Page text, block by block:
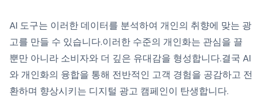
AI 도구는 이러한 데이터를 분석하여 개인의 취향에 맞는 광
고를 만들 수 있습니다.이러한 수준의 개인화는 관심을 끌
뿐만 아니라 소비자와 더 깊은 유대감을 형성합니다.결국 AI
와 개인화의 융합을 통해 전반적인 고객 경험을 공감하고 전
환하며 향상시키는 디지털 광고 캠페인이 탄생합니다.